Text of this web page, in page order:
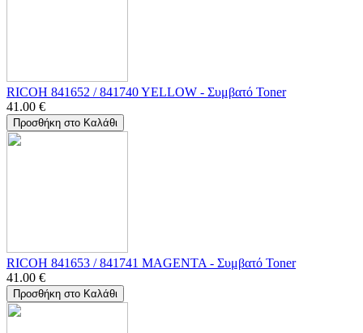
RICOH 841652 / 841740 YELLOW - Συμβατό Toner
41.00 €
Προσθήκη στο Καλάθι
RICOH 841653 / 841741 MAGENTA - Συμβατό Toner
41.00 €
Προσθήκη στο Καλάθι